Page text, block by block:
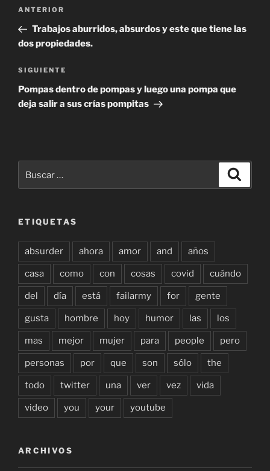
Navegación
entradas
Entrada
anterior:
ANTERIOR
Trabajos aburridos, absurdos y este que tiene las
dos propiedades.
Siguiente
entrada
SIGUIENTE
Pompas dentro de pompas y luego una pompa que
deja salir a sus crías pompitas
ETIQUETAS
absurder ahora amor and años
casa como con cosas covid cuándo
del día está failarmy for gente
gusta hombre hoy humor las los
mas mejor mujer para people pero
personas por que son sólo the
todo twitter una ver vez vida
video you your youtube
ARCHIVOS